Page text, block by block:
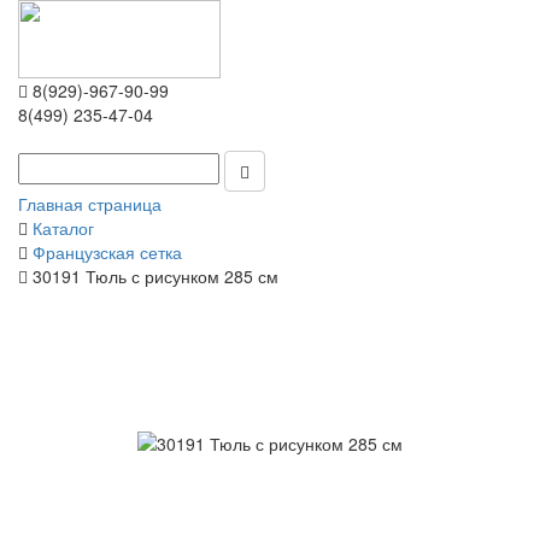
8(929)-967-90-99
8(499) 235-47-04
Главная страница
Каталог
Французская сетка
30191 Тюль с рисунком 285 см